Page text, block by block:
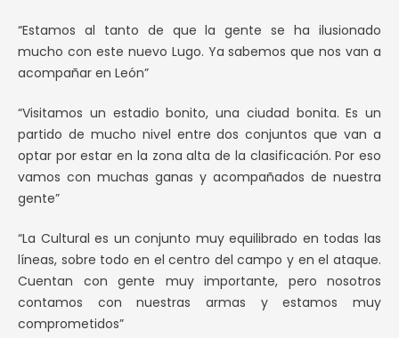
“Estamos al tanto de que la gente se ha ilusionado
mucho con este nuevo Lugo. Ya sabemos que nos van a
acompañar en León”
“Visitamos un estadio bonito, una ciudad bonita. Es un
partido de mucho nivel entre dos conjuntos que van a
optar por estar en la zona alta de la clasificación. Por eso
vamos con muchas ganas y acompañados de nuestra
gente”
“La Cultural es un conjunto muy equilibrado en todas las
líneas, sobre todo en el centro del campo y en el ataque.
Cuentan con gente muy importante, pero nosotros
contamos con nuestras armas y estamos muy
comprometidos”